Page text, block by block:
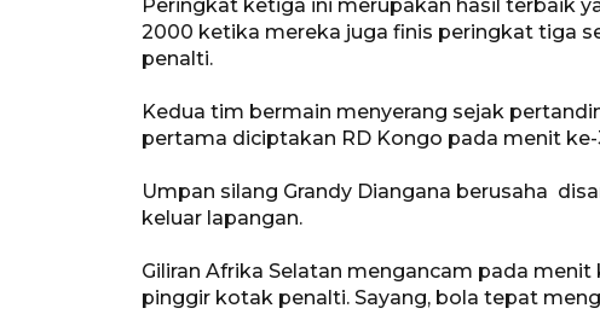
Peringkat ketiga ini merupakan hasil terbaik
2000 ketika mereka juga finis peringkat tiga
penalti.
Kedua tim bermain menyerang sejak
pertama diciptakan RD Kongo pada menit ke-
Umpan silang Grandy Diangana berusaha
keluar lapangan.
Giliran Afrika Selatan mengancam pada
pinggir kotak penalti. Sayang, bola tepat